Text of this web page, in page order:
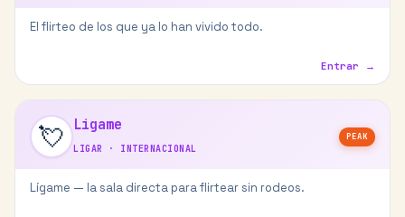
El flirteo de los que ya lo han vivido todo.
Entrar →
💘 Ligame
LIGAR · INTERNACIONAL
PEAK
Lígame — la sala directa para flirtear sin rodeos.